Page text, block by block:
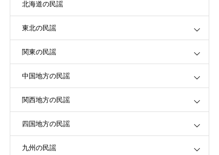
北海道の民謡
東北の民謡
関東の民謡
中国地方の民謡
関西地方の民謡
四国地方の民謡
九州の民謡